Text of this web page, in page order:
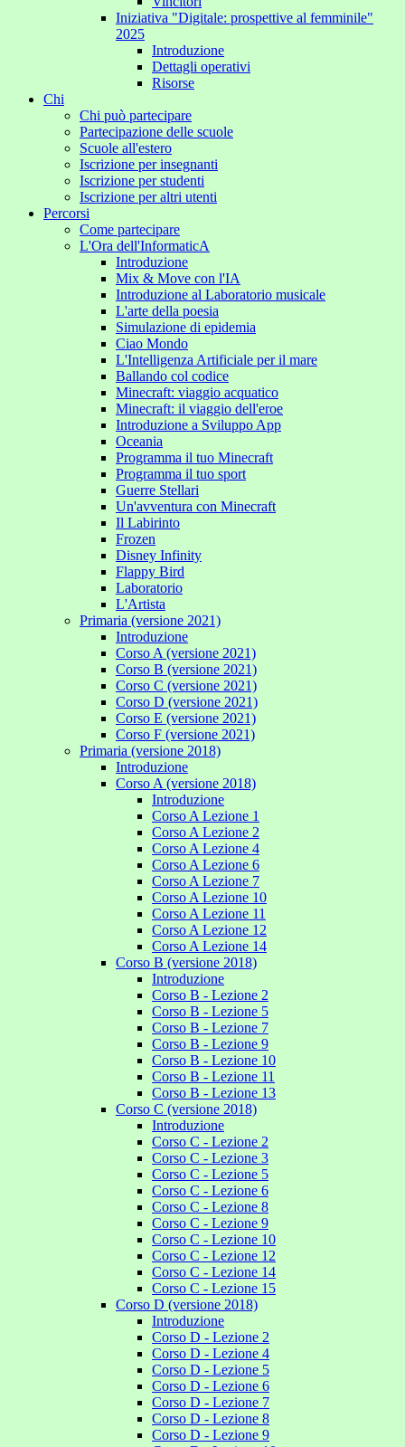
Iniziativa "Digitale: prospettive al femminile"
2025
Introduzione
Dettagli operativi
Risorse
Chi
Chi può partecipare
Partecipazione delle scuole
Scuole all'estero
Iscrizione per insegnanti
Iscrizione per studenti
Iscrizione per altri utenti
Percorsi
Come partecipare
L'Ora dell'InformaticA
Introduzione
Mix & Move con l'IA
Introduzione al Laboratorio musicale
L'arte della poesia
Simulazione di epidemia
Ciao Mondo
L'Intelligenza Artificiale per il mare
Ballando col codice
Minecraft: viaggio acquatico
Minecraft: il viaggio dell'eroe
Introduzione a Sviluppo App
Oceania
Programma il tuo Minecraft
Programma il tuo sport
Guerre Stellari
Un'avventura con Minecraft
Il Labirinto
Frozen
Disney Infinity
Flappy Bird
Laboratorio
L'Artista
Primaria (versione 2021)
Introduzione
Corso A (versione 2021)
Corso B (versione 2021)
Corso C (versione 2021)
Corso D (versione 2021)
Corso E (versione 2021)
Corso F (versione 2021)
Primaria (versione 2018)
Introduzione
Corso A (versione 2018)
Introduzione
Corso A Lezione 1
Corso A Lezione 2
Corso A Lezione 4
Corso A Lezione 6
Corso A Lezione 7
Corso A Lezione 10
Corso A Lezione 11
Corso A Lezione 12
Corso A Lezione 14
Corso B (versione 2018)
Introduzione
Corso B - Lezione 2
Corso B - Lezione 5
Corso B - Lezione 7
Corso B - Lezione 9
Corso B - Lezione 10
Corso B - Lezione 11
Corso B - Lezione 13
Corso C (versione 2018)
Introduzione
Corso C - Lezione 2
Corso C - Lezione 3
Corso C - Lezione 5
Corso C - Lezione 6
Corso C - Lezione 8
Corso C - Lezione 9
Corso C - Lezione 10
Corso C - Lezione 12
Corso C - Lezione 14
Corso C - Lezione 15
Corso D (versione 2018)
Introduzione
Corso D - Lezione 2
Corso D - Lezione 4
Corso D - Lezione 5
Corso D - Lezione 6
Corso D - Lezione 7
Corso D - Lezione 8
Corso D - Lezione 9